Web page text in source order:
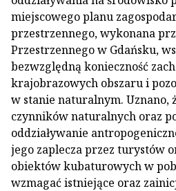
miejscowego planu
przestrzennego, wykonana
Przestrzennego w Gdańsku,
bezwzględną konieczność
krajobrazowych obszaru i
w stanie naturalnym. Uznano,
czynników naturalnych oraz
oddziaływanie
jego zaplecza przez turystów
obiektów kubaturowych w
wzmagać istniejące oraz